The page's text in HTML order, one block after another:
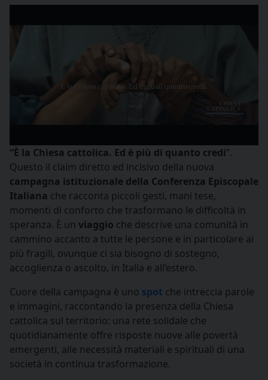
“È la Chiesa cattolica. Ed è più di quanto credi”.
Questo il claim diretto ed incisivo della nuova
campagna istituzionale della Conferenza Episcopale
Italiana che racconta piccoli gesti, mani tese,
momenti di conforto che trasformano le difficoltà in
speranza. È un viaggio che descrive una comunità in
cammino accanto a tutte le persone e in particolare ai
più fragili, ovunque ci sia bisogno di sostegno,
accoglienza o ascolto, in Italia e all’estero.
Cuore della campagna è uno spot che intreccia parole
e immagini, raccontando la presenza della Chiesa
cattolica sul territorio: una rete solidale che
quotidianamente offre risposte nuove alle povertà
emergenti, alle necessità materiali e spirituali di una
società in continua trasformazione.